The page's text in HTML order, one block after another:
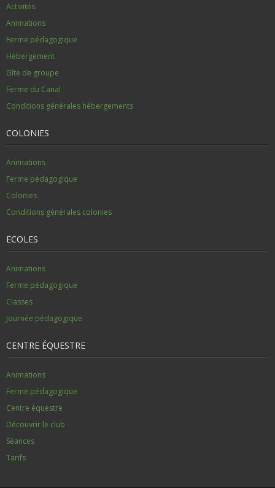
Activités
Animations
Ferme pédagogique
Hébergement
Gîte de groupe
Ferme du Canal
Conditions générales hébergements
COLONIES
Animations
Ferme pédagogique
Colonies
Conditions générales colonies
ECOLES
Animations
Ferme pédagogique
Classes
Journée pédagogique
CENTRE ÉQUESTRE
Animations
Ferme pédagogique
Centre équestre
Découvrir le club
Séances
Tarifs